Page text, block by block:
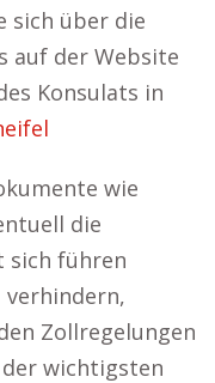
sich über die
auf der Website
Konsulats in
wie
die
sich führen
verhindern,
Zollregelungen
wichtigsten